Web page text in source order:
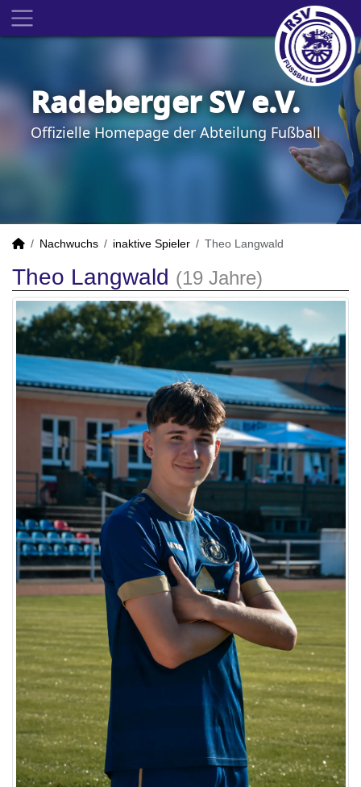
Radeberger SV e.V.
Offizielle Homepage der Abteilung Fußball
Nachwuchs inaktive Spieler Theo Langwald
Theo Langwald (19 Jahre)